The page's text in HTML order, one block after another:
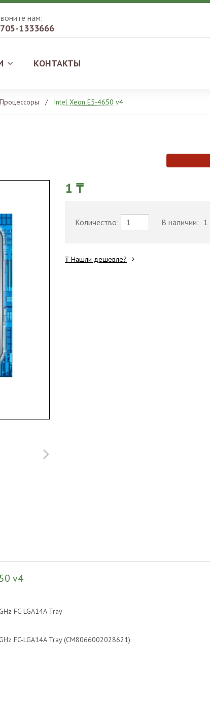
нам:
1333666
КОНТАКТЫ
Процессоры / Intel Xeon E5-4650 v4
1 ₸
Количество: В наличии: 1
₸ Нашли дешевле?
v4
FC-LGA14A Tray
FC-LGA14A Tray (CM8066002028621)